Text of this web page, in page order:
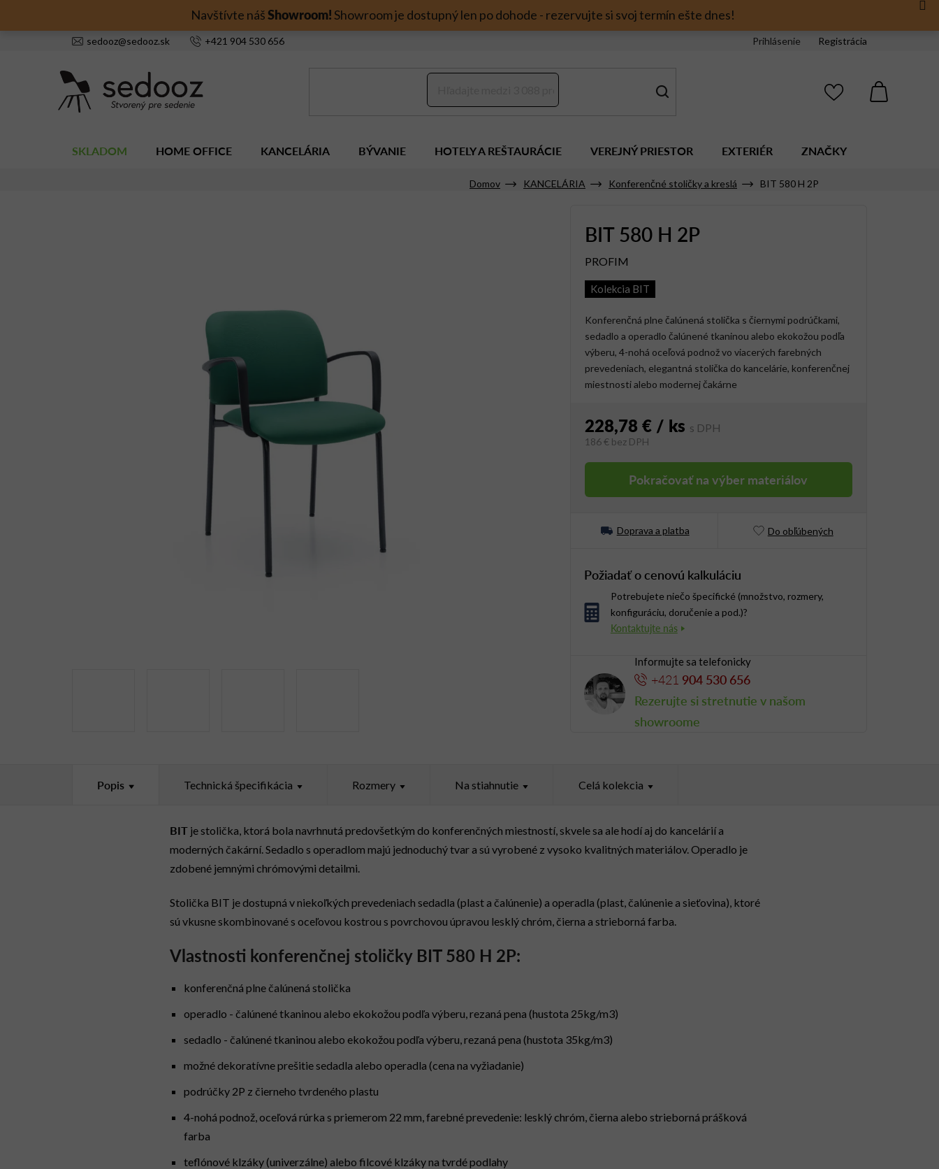
Navštívte nášShowroom!Showroom je dostupný len po dohode - rezervujte si svoj termín ešte dnes!
sedooz@sedooz.sk +421 904 530 656 Prihlásenie Registrácia
SKLADOM HOME OFFICE KANCELÁRIA BÝVANIE HOTELY A REŠTAURÁCIE VEREJNÝ PRIESTOR EXTERIÉR ZNAČKY
Domov KANCELÁRIA Konferenčné stoličky a kreslá BIT 580 H 2P
BIT 580 H 2P
PROFIM
Kolekcia BIT
Konferenčná plne čalúnená stolička s čiernymi podrúčkami,
sedadlo a operadlo čalúnené tkaninou alebo ekokožou podľa
výberu, 4-nohá oceľová podnož vo viacerých farebných
prevedeniach, elegantná stolička do kancelárie, konferenčnej
miestnosti alebo modernej čakárne
228,78 € / ks
186 €bez DPH
Pokračovať na výber materiálov
Doprava a platba Do obľúbených
Požiadať o cenovú kalkuláciu
Potrebujete niečo špecifické (množstvo, rozmery,
konfiguráciu, doručenie a pod.)?
Informujte sa telefonicky
+421 904 530 656
Rezerujte si stretnutie v našom
showroome
Popis Technická špecifikácia Rozmery Celá kolekcia
BIT je stolička, ktorá bola navrhnutá predovšetkým do konferenčných miestností, skvele sa ale hodí aj do kancelárií a
moderných čakární. Sedadlo s operadlom majú jednoduchý tvar a sú vyrobené z vysoko kvalitných materiálov. Operadlo je
zdobené jemnými chrómovými detailmi.
Stolička BIT je dostupná v niekoľkých prevedeniach sedadla (plast a čalúnenie) a operadla (plast, čalúnenie a sieťovina), ktoré
sú vkusne skombinované s oceľovou kostrou s povrchovou úpravou lesklý chróm, čierna a strieborná farba.
Vlastnosti konferenčnej stoličky BIT 580 H 2P:
konferenčná plne čalúnená stolička
operadlo - čalúnené tkaninou alebo ekokožou podľa výberu, rezaná pena (hustota 25kg/m3)
sedadlo - čalúnené tkaninou alebo ekokožou podľa výberu, rezaná pena (hustota 35kg/m3)
možné dekoratívne prešitie sedadla alebo operadla (cena na vyžiadanie)
podrúčky 2P z čierneho tvrdeného plastu
4-nohá podnož, oceľová rúrka s priemerom 22 mm, farebné prevedenie: lesklý chróm, čierna alebo strieborná prášková
farba
teflónové klzáky (univerzálne) alebo filcové klzáky na tvrdé podlahy